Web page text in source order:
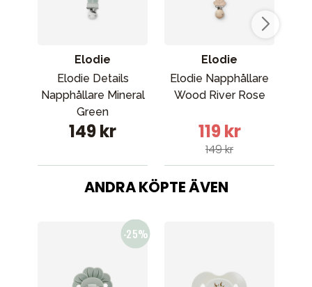
Elodie
Elodie Details
Napphållare Mineral
Green
149 kr
Elodie
Elodie Napphållare
Wood River Rose
119 kr
149 kr
ANDRA KÖPTE ÄVEN